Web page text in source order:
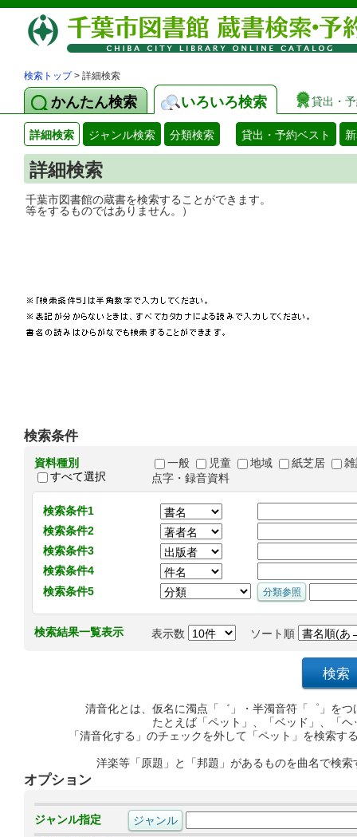
検索トップ> 詳細検索
かんたん検索 いろいろ検索 貸出・
詳細検索 ジャンル検索 分類検索 貸出・予約ベスト
詳細検索
千葉市図書館の蔵書を検索することがで
等をするものではありません。）
検索条件
資料種別
すべて選択
一般 児童 地域 紙芝居
点字・録音資料
検索条件1
検索条件2
検索条件3
検索条件4
検索条件5
検索結果一覧表示 表示数 ソート順
清音化とは、仮名に濁点「゛」・半濁音符「゜」を
たとえば「ペット」、「ベッド」、「
「清音化する」のチェックを外して「ペット」を検索
洋楽等「原題」と「邦題」があるものを曲名で検
オプション
ジャンル指定